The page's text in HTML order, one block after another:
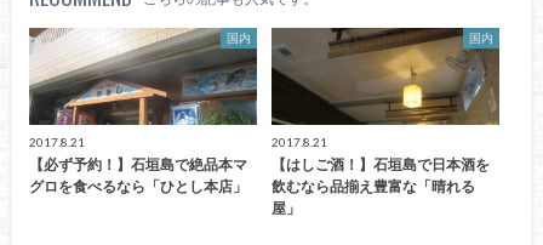
国内
2017.8.21
【必ず予約！】石垣島で絶品本マ
グロを食べるなら「ひとし本店」
国内
2017.8.21
【はしご酒！】石垣島で日本酒を
飲むなら品揃え豊富な「晴れる
屋」